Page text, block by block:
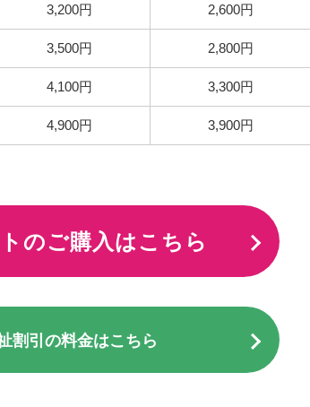
3,200円 2,600円
3,500円 2,800円
4,100円 3,300円
4,900円 3,900円
のご購入はこちら
割引の料金はこちら